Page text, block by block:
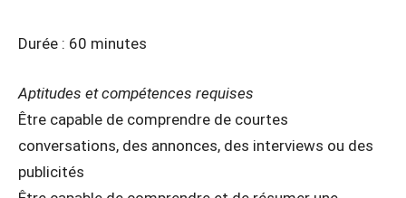
Durée : 60 minutes
Aptitudes et compétences requises
Être capable de comprendre de courtes
conversations, des annonces, des interviews ou des
publicités